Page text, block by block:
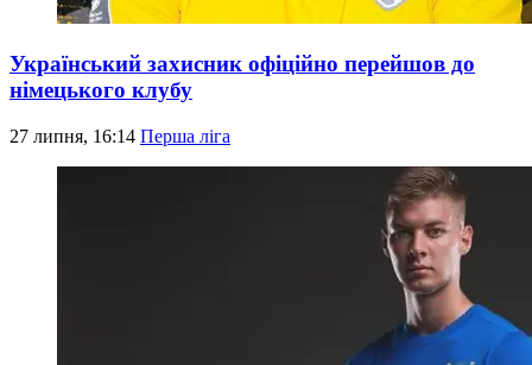
Український захисник офіційно перейшов до
німецького клубу
27 липня, 16:14 Перша ліга